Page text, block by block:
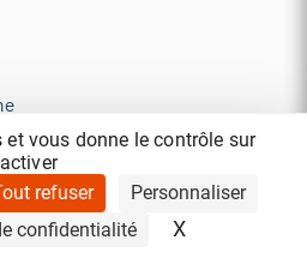
et vous donne le contrôle sur
refuser
Personnaliser
confidentialité
XMasquer le